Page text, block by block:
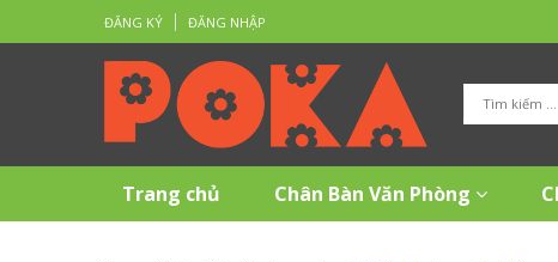
ĐĂNG KÝ ĐĂNG NHẬP
Trang chủ Chân Bàn Văn Phòng